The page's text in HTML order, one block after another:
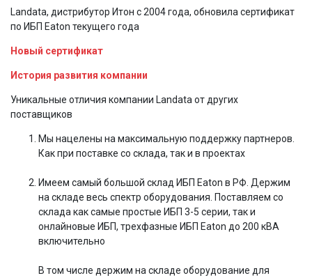
Landata, дистрибутор Итон с 2004 года, обновила сертификат
по ИБП Eaton текущего года
Новый сертификат
История развития компании
Уникальные отличия компании Landata от других
поставщиков
Мы нацелены на максимальную поддержку партнеров.
Как при поставке со склада, так и в проектах
Имеем самый большой склад ИБП Eaton в РФ. Держим
на складе весь спектр оборудования. Поставляем со
склада как самые простые ИБП 3-5 серии, так и
онлайновые ИБП, трехфазные ИБП Eaton до 200 кВА
включительно
В том числе держим на складе оборудование для